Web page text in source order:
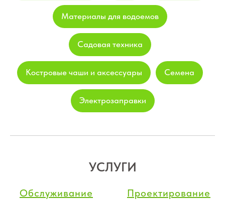
Материалы для водоемов
Садовая техника
Костровые чаши и аксессуары Семена
Электрозаправки
УСЛУГИ
Обслуживание
Проектирование